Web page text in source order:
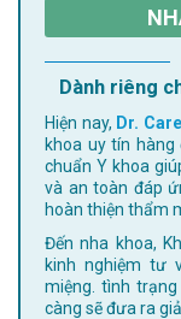
Dành riêng
Hiện nay, Dr.
khoa uy tín
chuẩn Y khoa
và an toàn đáp
hoàn thiện thẩm
Đến nha khoa,
kinh nghiệm tư
miệng. tình
càng sẽ đưa ra